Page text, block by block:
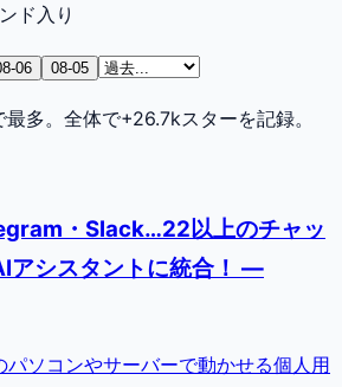
ド入り
06 08-05
多。全体で+26.7kスターを記録。
・Slack…22以上のチャッ
アシスタントに統合！ —
ソコンやサーバーで動かせる個人用